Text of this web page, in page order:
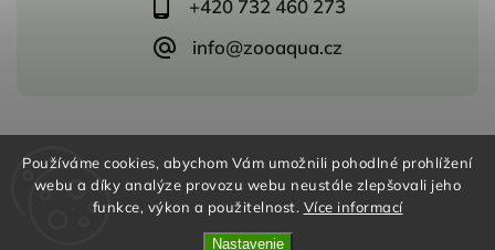
Používáme cookies, abychom Vám umožnili pohodlné prohlížení
webu a díky analýze provozu webu neustále zlepšovali jeho
funkce, výkon a použitelnost. Více informací
Nastavenie
+420 732 460 273
info@zooaqua.cz
VytvořilShoptet | DesignShoptak.cz